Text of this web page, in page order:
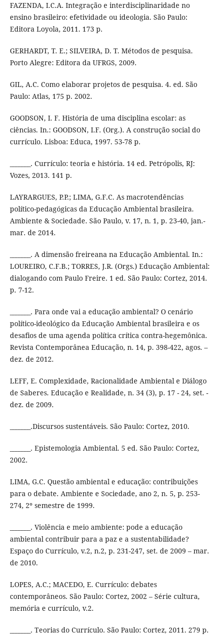
FAZENDA, I.C.A. Integração e interdisciplinaridade no
ensino brasileiro: efetividade ou ideologia. São Paulo:
Editora Loyola, 2011. 173 p.
GERHARDT, T. E.; SILVEIRA, D. T. Métodos de pesquisa.
Porto Alegre: Editora da UFRGS, 2009.
GIL, A.C. Como elaborar projetos de pesquisa. 4. ed. São
Paulo: Atlas, 175 p. 2002.
GOODSON, I. F. História de uma disciplina escolar: as
ciências. In.: GOODSON, I.F. (Org.). A construção social do
currículo. Lisboa: Educa, 1997. 53-78 p.
_______. Currículo: teoria e história. 14 ed. Petrópolis, RJ:
Vozes, 2013. 141 p.
LAYRARGUES, P.P.; LIMA, G.F.C. As macrotendências
político-pedagógicas da Educação Ambiental brasileira.
Ambiente & Sociedade. São Paulo, v. 17, n. 1, p. 23-40, jan.-
mar. de 2014.
_______. A dimensão freireana na Educação Ambiental. In.:
LOUREIRO, C.F.B.; TORRES, J.R. (Orgs.) Educação Ambiental:
dialogando com Paulo Freire. 1 ed. São Paulo: Cortez, 2014.
p. 7-12.
_______. Para onde vai a educação ambiental? O cenário
político-ideológico da Educação Ambiental brasileira e os
desafios de uma agenda política crítica contra-hegemônica.
Revista Contemporânea Educação, n. 14, p. 398-422, agos. –
dez. de 2012.
LEFF, E. Complexidade, Racionalidade Ambiental e Diálogo
de Saberes. Educação e Realidade, n. 34 (3), p. 17 - 24, set. -
dez. de 2009.
_______.Discursos sustentáveis. São Paulo: Cortez, 2010.
_______. Epistemologia Ambiental. 5 ed. São Paulo: Cortez,
2002.
LIMA, G.C. Questão ambiental e educação: contribuições
para o debate. Ambiente e Sociedade, ano 2, n. 5, p. 253-
274, 2º semestre de 1999.
_______. Violência e meio ambiente: pode a educação
ambiental contribuir para a paz e a sustentabilidade?
Espaço do Currículo, v.2, n.2, p. 231-247, set. de 2009 – mar.
de 2010.
LOPES, A.C.; MACEDO, E. Currículo: debates
contemporâneos. São Paulo: Cortez, 2002 – Série cultura,
memória e currículo, v.2.
_______. Teorias do Currículo. São Paulo: Cortez, 2011. 279 p.